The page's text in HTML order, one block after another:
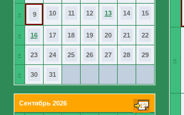
» 9 10 11 12 13 14 15
» 16 17 18 19 20 21 22
» 23 24 25 26 27 28 29
» 30 31
Сентябрь 2026
»